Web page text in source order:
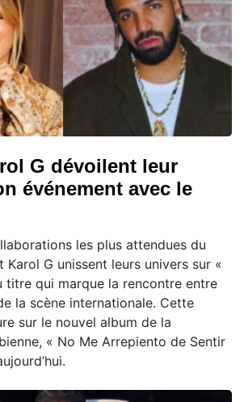
G dévoilent leur
événement avec le
les plus attendues du
Karol G unissent leurs univers sur «
titre qui marque la rencontre entre
la scène internationale. Cette
sur le nouvel album de la
« No Me Arrepiento de Sentir